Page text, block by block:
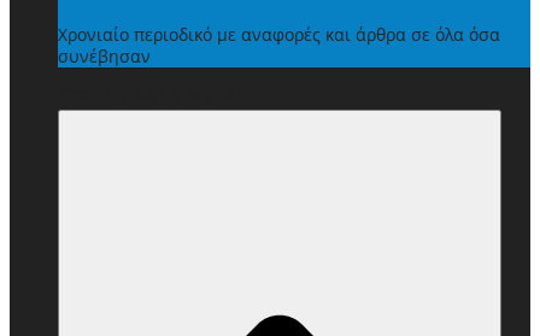
Χρονιαίο περιοδικό με αναφορές και άρθρα σε όλα όσα
συνέβησαν